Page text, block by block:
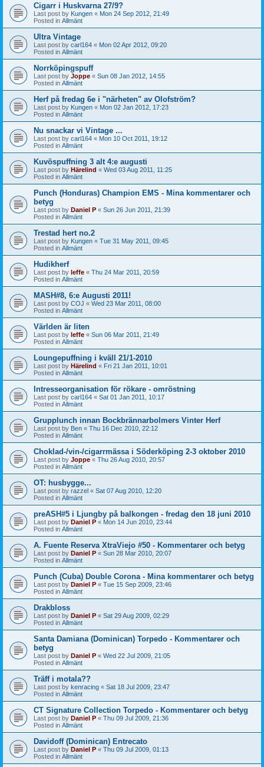
Cigarr i Huskvarna 27/9?
Last post by Kungen « Mon 24 Sep 2012, 21:49
Posted in Allmänt
Ultra Vintage
Last post by carl164 « Mon 02 Apr 2012, 09:20
Posted in Allmänt
Norrköpingspuff
Last post by Joppe « Sun 08 Jan 2012, 14:55
Posted in Allmänt
Herf på fredag 6e i "närheten" av Olofström?
Last post by Kungen « Mon 02 Jan 2012, 17:23
Posted in Allmänt
Nu snackar vi Vintage ...
Last post by carl164 « Mon 10 Oct 2011, 19:12
Posted in Allmänt
Kuvöspuffning 3 alt 4:e augusti
Last post by Härelind « Wed 03 Aug 2011, 11:25
Posted in Allmänt
Punch (Honduras) Champion EMS - Mina kommentarer och
betyg
Last post by Daniel P « Sun 26 Jun 2011, 21:39
Posted in Allmänt
Trestad hert no.2
Last post by Kungen « Tue 31 May 2011, 09:45
Posted in Allmänt
Hudikherf
Last post by leffe « Thu 24 Mar 2011, 20:59
Posted in Allmänt
MASH#8, 6:e Augusti 2011!
Last post by COJ « Wed 23 Mar 2011, 08:00
Posted in Allmänt
Världen är liten
Last post by leffe « Sun 06 Mar 2011, 21:49
Posted in Allmänt
Loungepuffning i kväll 21/1-2010
Last post by Härelind « Fri 21 Jan 2011, 10:01
Posted in Allmänt
Intresseorganisation för rökare - omröstning
Last post by carl164 « Sat 01 Jan 2011, 10:17
Posted in Allmänt
Grupplunch innan Bockbrännarbolmers Vinter Herf
Last post by Ben « Thu 16 Dec 2010, 22:12
Posted in Allmänt
Choklad-/vin-/cigarrmässa i Söderköping 2-3 oktober 2010
Last post by Joppe « Thu 26 Aug 2010, 20:57
Posted in Allmänt
OT: husbygge...
Last post by razzel « Sat 07 Aug 2010, 12:20
Posted in Allmänt
preASH#5 i Ljungby på balkongen - fredag den 18 juni 2010
Last post by Daniel P « Mon 14 Jun 2010, 23:44
Posted in Allmänt
A. Fuente Reserva XtraViejo #50 - Kommentarer och betyg
Last post by Daniel P « Sun 28 Mar 2010, 20:07
Posted in Allmänt
Punch (Cuba) Double Corona - Mina kommentarer och betyg
Last post by Daniel P « Tue 15 Sep 2009, 23:46
Posted in Allmänt
Drakbloss
Last post by Daniel P « Sat 29 Aug 2009, 02:29
Posted in Allmänt
Santa Damiana (Dominican) Torpedo - Kommentarer och
betyg
Last post by Daniel P « Wed 22 Jul 2009, 21:05
Posted in Allmänt
Träff i motala??
Last post by kenracing « Sat 18 Jul 2009, 23:47
Posted in Allmänt
CT Signature Collection Torpedo - Kommentarer och betyg
Last post by Daniel P « Thu 09 Jul 2009, 21:36
Posted in Allmänt
Davidoff (Dominican) Entrecato
Last post by Daniel P « Thu 09 Jul 2009, 01:13
Posted in Allmänt